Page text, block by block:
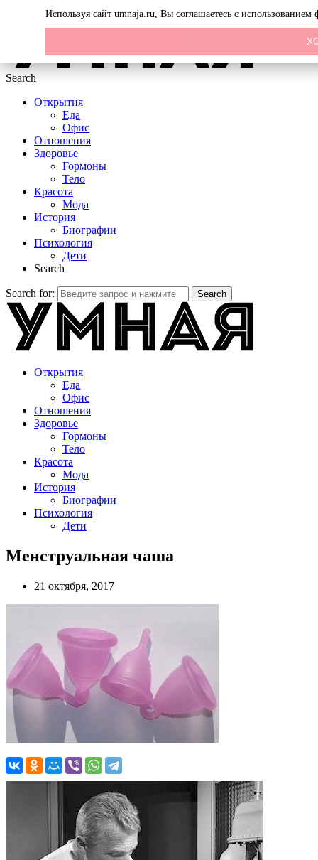
Search
Открытия
Еда
Офис
Отношения
Здоровье
Гормоны
Тело
Красота
Мода
История
Биографии
Психология
Дети
Search
Search for: Search
Открытия
Еда
Офис
Отношения
Здоровье
Гормоны
Тело
Красота
Мода
История
Биографии
Психология
Дети
Менструальная чаша
21 октября, 2017
Используя сайт umnaja.ru, Вы соглашаетесь с использованием